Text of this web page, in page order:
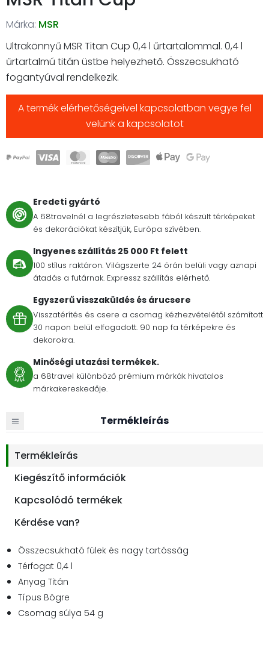
Márka: MSR
Ultrakönnyű MSR Titan Cup 0,4 l űrtartalommal. 0,4 l
űrtartalmú titán üstbe helyezhető. Összecsukható
fogantyúval rendelkezik.
A termék elérhetőségeivel kapcsolatban vegye fel
velünk a kapcsolatot
Eredeti gyártó
A 68travelnél a legrészletesebb fából készült térképeket
és dekorációkat készítjük, Európa szívében.
Ingyenes szállítás 25 000 Ft felett
100 stílus raktáron. Világszerte 24 órán belüli vagy aznapi
átadás a futárnak. Expressz szállítás elérhető.
Egyszerű visszaküldés és árucsere
Visszatérítés és csere a csomag kézhezvételétől számított
30 napon belül elfogadott. 90 nap fa térképekre és
dekorokra.
Minőségi utazási termékek.
a 68travel különböző prémium márkák hivatalos
márkakereskedője.
Termékleírás
Termékleírás
Kiegészítő információk
Kapcsolódó termékek
Kérdése van?
Összecsukható fülek és nagy tartósság
Térfogat 0,4 l
Anyag Titán
Típus Bögre
Csomag súlya 54 g